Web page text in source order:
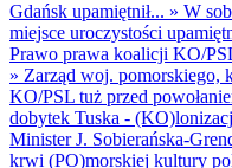
Gdańsk upamiętnił... » W
miejsce uroczystości
Prawo prawa koalicji KO/
» Zarząd woj. pomorskiego,
KO/PSL tuż przed
dobytek Tuska -
Minister J. Sobierańska-
krwi (PO)morskiej kultury